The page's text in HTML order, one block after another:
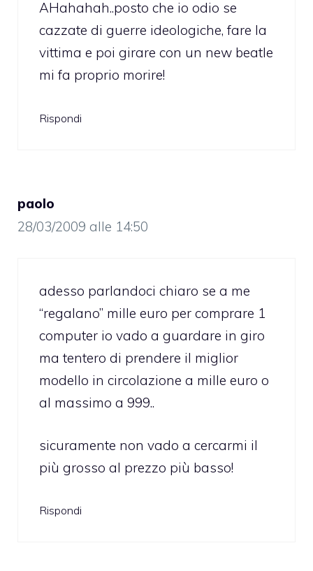
AHahahah..posto che io odio se
cazzate di guerre ideologiche, fare la
vittima e poi girare con un new beatle
mi fa proprio morire!
Rispondi
paolo
28/03/2009 alle 14:50
adesso parlandoci chiaro se a me
“regalano” mille euro per comprare 1
computer io vado a guardare in giro
ma tentero di prendere il miglior
modello in circolazione a mille euro o
al massimo a 999..
sicuramente non vado a cercarmi il
più grosso al prezzo più basso!
Rispondi